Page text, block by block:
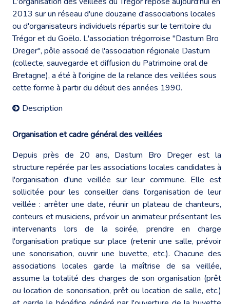
2013 sur un réseau d'une douzaine d'associations locales
ou d'organisateurs individuels répartis sur le territoire du
Trégor et du Goëlo. L'association trégorroise "Dastum Bro
Dreger", pôle associé de l'association régionale Dastum
(collecte, sauvegarde et diffusion du Patrimoine oral de
Bretagne), a été à l'origine de la relance des veillées sous
cette forme à partir du début des années 1990.
Description
Organisation et cadre général des veillées
Depuis près de 20 ans, Dastum Bro Dreger est la
structure repérée par les associations locales candidates à
l'organisation d'une veillée sur leur commune. Elle est
sollicitée pour les conseiller dans l'organisation de leur
veillée : arrêter une date, réunir un plateau de chanteurs,
conteurs et musiciens, prévoir un animateur présentant les
intervenants lors de la soirée, prendre en charge
l'organisation pratique sur place (retenir une salle, prévoir
une sonorisation, ouvrir une buvette, etc.). Chacune des
associations locales garde la maîtrise de sa veillée,
assume la totalité des charges de son organisation (prêt
ou location de sonorisation, prêt ou location de salle, etc.)